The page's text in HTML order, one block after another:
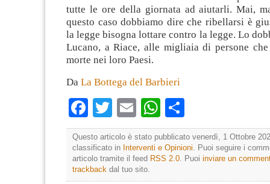
tutte le ore della giornata ad aiutarli. Mai,
questo caso dobbiamo dire che ribellarsi è
la legge bisogna lottare contro la legge. Lo
Lucano, a Riace, alle migliaia di persone
morte nei loro Paesi.
Da La Bottega del Barbieri
Facebook
TwitterEmailWhatsApp
Questo articolo è stato pubblicato venerdì, 1 Ottobre
classificato in Interventi e Opinioni . Puoi seguire i
articolo tramite il feed RSS 2.0 . Puoi inviare un
trackback dal tuo sito.